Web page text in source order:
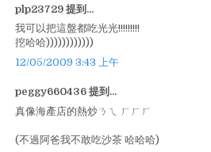
plp23729 提到...
我可以把這盤都吃光光!!!!!!!!!
挖哈哈))))))))))))
12/05/2009 3:43 上午
peggy660436 提到...
真像海產店的熱炒ㄋㄟ ㄏㄏㄏ
(不過阿爸我不敢吃沙茶 哈哈哈)